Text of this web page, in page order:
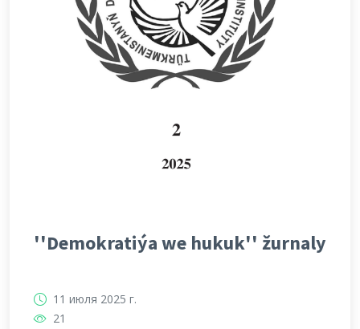
''Demokratiýa we hukuk'' žurnaly
11 июля 2025 г.
21